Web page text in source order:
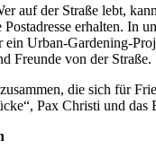
auf der Straße lebt,
erhalten. In
ein Urban-Gardening-
Freunde von der Straße.
die sich für
Pax Christi und das